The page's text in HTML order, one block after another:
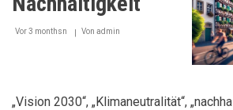
Vor 3 monthsn Von admin
„Vision 2030“, „Klimaneutralität“,